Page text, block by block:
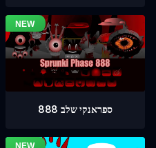
ספראנקי שלב 888